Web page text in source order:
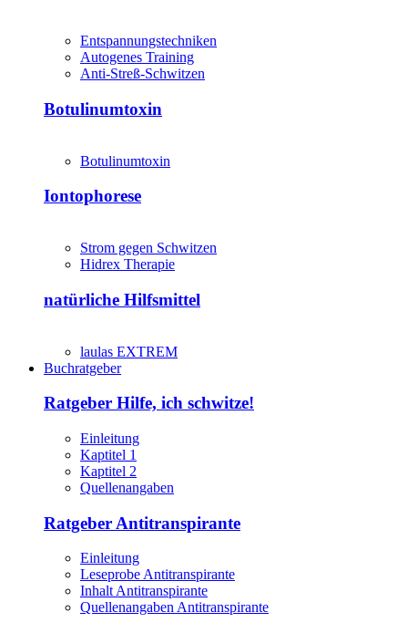
Entspannungstechniken
Autogenes Training
Anti-Streß-Schwitzen
Botulinumtoxin
Botulinumtoxin
Iontophorese
Strom gegen Schwitzen
Hidrex Therapie
natürliche Hilfsmittel
laulas EXTREM
Buchratgeber
Ratgeber Hilfe, ich schwitze!
Einleitung
Kaptitel 1
Kaptitel 2
Quellenangaben
Ratgeber Antitranspirante
Einleitung
Leseprobe Antitranspirante
Inhalt Antitranspirante
Quellenangaben Antitranspirante